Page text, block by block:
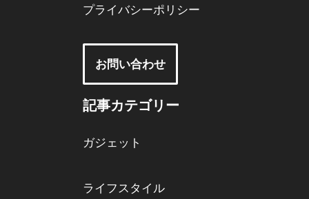
プライバシーポリシー
お問い合わせ
記事カテゴリー
ガジェット
ライフスタイル